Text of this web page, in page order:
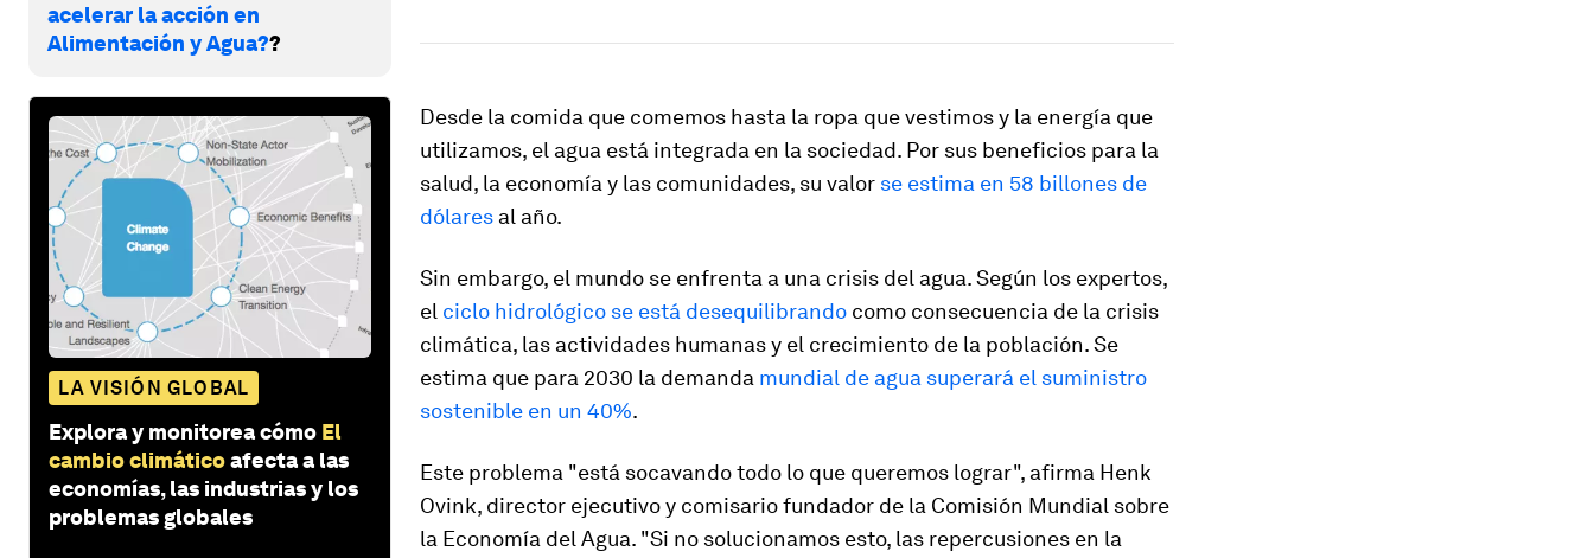
acelerar la acción en
Alimentación y Agua??
LA VISIÓN GLOBAL
Explora y monitorea cómo El
cambio climáticoafecta a las
economías, las industrias y los
problemas globales
Desde la comida que comemos hasta la ropa que vestimos y la energía que
utilizamos, el agua está integrada en la sociedad. Por sus beneficios para la
salud, la economía y las comunidades, su valor se estima en 58 billones de
dólares al año.
Sin embargo, el mundo se enfrenta a una crisis del agua. Según los expertos,
el ciclo hidrológico se está desequilibrando como consecuencia de la crisis
climática, las actividades humanas y el crecimiento de la población. Se
estima que para 2030 la demanda mundial de agua superará el suministro
sostenible en un 40%.
Este problema "está socavando todo lo que queremos lograr", afirma Henk
Ovink, director ejecutivo y comisario fundador de la Comisión Mundial sobre
la Economía del Agua. "Si no solucionamos esto, las repercusiones en la